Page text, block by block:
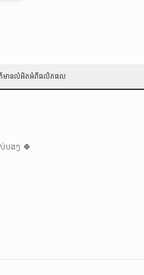
មានលំអិតអំពីផលិតផល
ស់បងៗ 🍀